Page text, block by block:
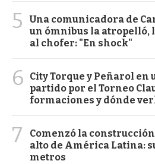
5
Una comunicadora de
un ómnibus la atropelló,
al chofer: "En shock"
6
City Torque y Peñarol en
partido por el Torneo
formaciones y dónde
7
Comenzó la
alto de América Latina:
metros